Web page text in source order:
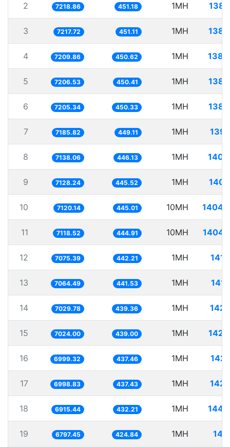
2 7218.86 451.18 1MH
3 7217.72 451.11 1MH
4 7209.86 450.62 1MH
5 7206.53 450.41 1MH
6 7205.34 450.33 1MH
7 7185.82 449.11 1MH
8 7138.06 446.13 1MH
9 7128.24 445.52 1MH
10 7120.14 445.01 10MH
11 7118.52 444.91 10MH
12 7075.39 442.21 1MH
13 7064.49 441.53 1MH
14 7029.78 439.36 1MH
15 7024.00 439.00 1MH
16 6999.32 437.46 1MH
17 6998.83 437.43 1MH
18 6915.44 432.21 1MH
19 6797.45 424.84 1MH